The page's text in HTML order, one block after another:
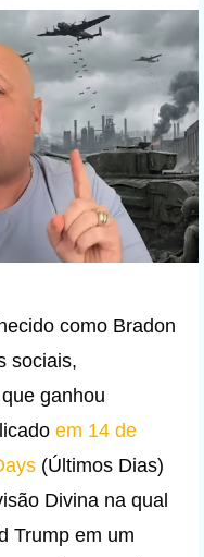
como Bradon
sociais,
ganhou
em 14 de
(Últimos Dias)
Divina na qual
Trump em um